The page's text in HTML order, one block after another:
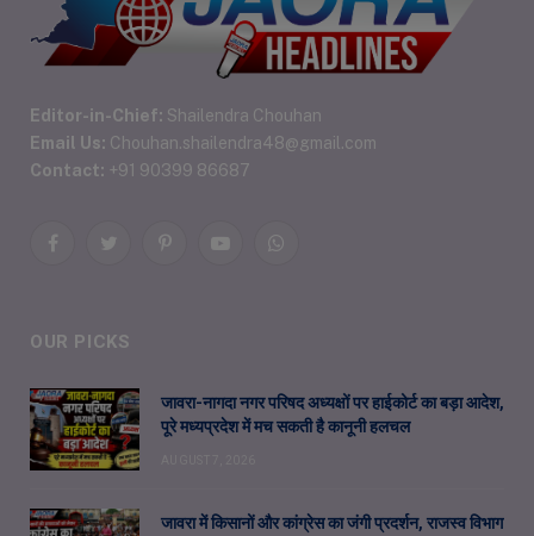
Editor-in-Chief: Shailendra Chouhan
Email Us: Chouhan.shailendra48@gmail.com
Contact: +91 90399 86687
FacebookTwitterPinterestYouTubeWhatsApp
OUR PICKS
जावरा-नागदा नगर परिषद अध्यक्षों पर हाईकोर्ट का बड़ा आदेश,
पूरे मध्यप्रदेश में मच सकती है कानूनी हलचल
जावरा में किसानों और कांग्रेस का जंगी प्रदर्शन, राजस्व विभाग